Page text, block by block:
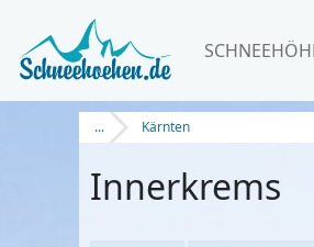
... Kärnten
Innerkrems